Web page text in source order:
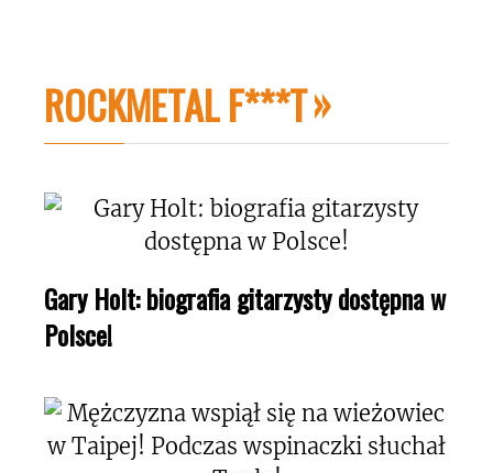
ROCKMETAL F***T
Gary Holt: biografia gitarzysty dostępna w
Polsce!